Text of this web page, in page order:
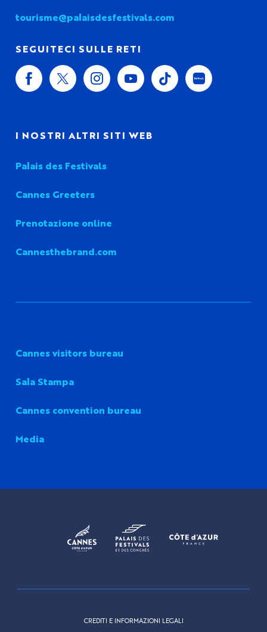
tourisme@palaisdesfestivals.com
SEGUITECI SULLE RETI
I NOSTRI ALTRI SITI WEB
Palais des Festivals
Cannes Greeters
Prenotazione online
Cannesthebrand.com
Cannes visitors bureau
Sala Stampa
Cannes convention bureau
Media
CREDITI E INFORMAZIONI LEGALI